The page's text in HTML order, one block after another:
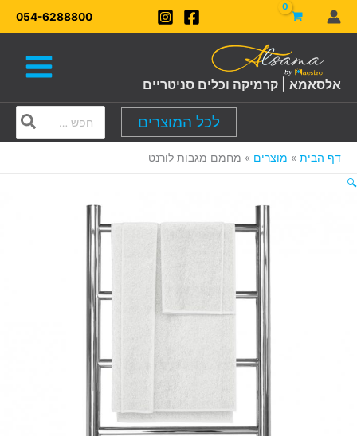
דילוג
לתוכן
054-6288800
אלסאמא | קרמיקה וכלים סניטריים
לכל המוצרים
for:
דף הבית מוצרים
מחמם מגבות לורנט
🔍